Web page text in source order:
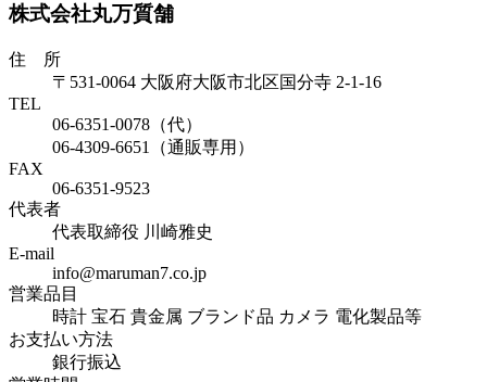
株式会社丸万質舗
住 所
〒531-0064 大阪府大阪市北区国分寺 2-1-16
TEL
06-6351-0078（代）
06-4309-6651（通販専用）
FAX
06-6351-9523
代表者
代表取締役 川崎雅史
E-mail
info@maruman7.co.jp
営業品目
時計 宝石 貴金属 ブランド品 カメラ 電化製品等
お支払い方法
銀行振込